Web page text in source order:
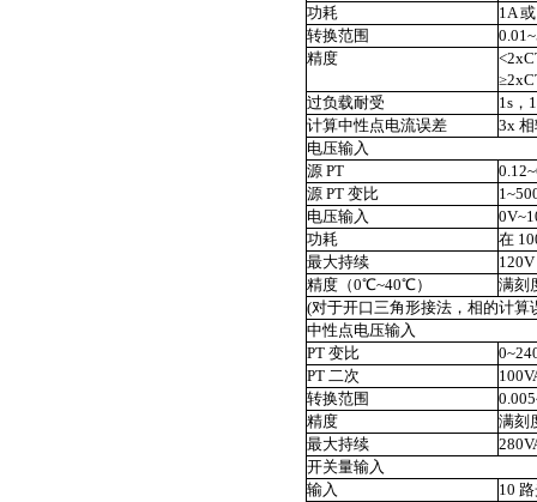
功耗
1A
转换范围
精度
过负载耐受
1s，
计算中性点电流误差
3x
电压输入
源 PT
源 PT 变比
电压输入
功耗
在
最大持续
精度（0℃~40℃）
满刻
(对于开口三角形接法，相的计算
中性点电压输入
PT 变比
PT 二次
转换范围
精度
满刻
最大持续
开关量输入
输入
10